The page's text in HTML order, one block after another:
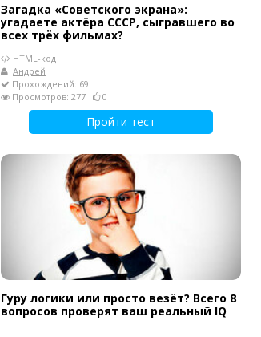
Загадка «Советского экрана»:
угадаете актёра СССР, сыгравшего во
всех трёх фильмах?
HTML-код
Андрей
Прохождений: 69
Просмотров: 277
0
Пройти тест
Гуру логики или просто везёт? Всего 8
вопросов проверят ваш реальный IQ